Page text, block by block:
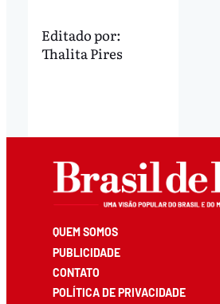
Editado por:
Thalita Pires
QUEM SOMOS
PUBLICIDADE
CONTATO
POLÍTICA DE PRIVACIDADE